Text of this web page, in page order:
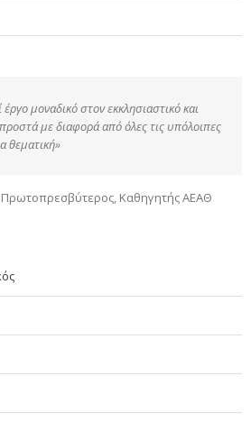
μοναδικό στον εκκλησιαστικό και
με διαφορά από όλες τις υπόλοιπες
θεματική»
Πρωτοπρεσβύτερος, Καθηγητής ΑΕΑΘ